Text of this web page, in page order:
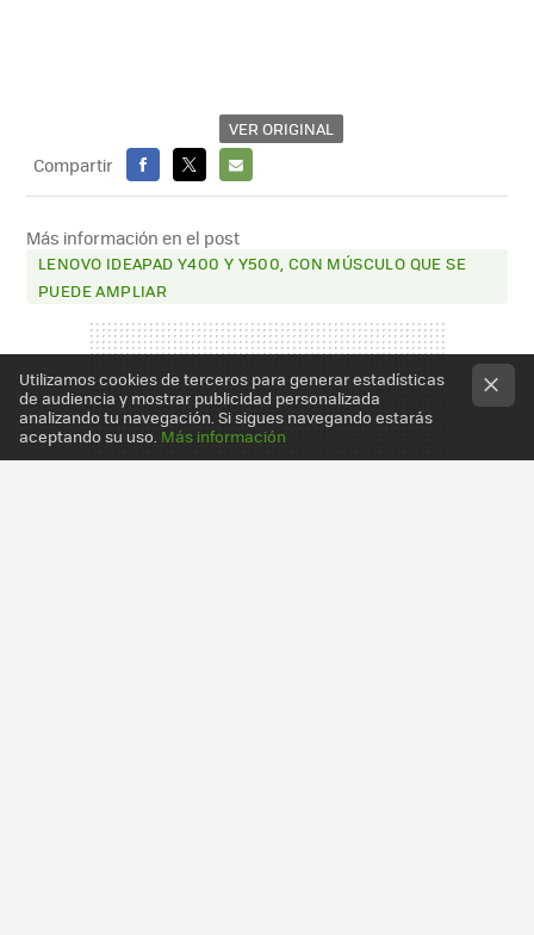
VER ORIGINAL
Compartir
FACEBOOK
X
E-
MAIL
Más información en el post
LENOVO IDEAPAD Y400 Y Y500, CON MÚSCULO QUE SE
PUEDE AMPLIAR
Utilizamos cookies de terceros para generar estadísticas
de audiencia y mostrar publicidad personalizada
analizando tu navegación. Si sigues navegando estarás
aceptando su uso. Más información